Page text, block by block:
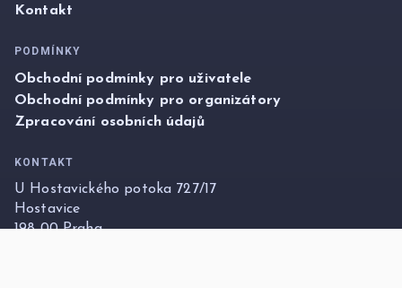
Kontakt
PODMÍNKY
Obchodní podmínky pro uživatele
Obchodní podmínky pro organizátory
Zpracování osobních údajů
KONTAKT
U Hostavického potoka 727/17
Hostavice
198 00 Praha